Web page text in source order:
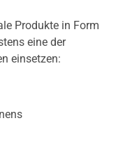
Produkte in Form
eine der
einsetzen: